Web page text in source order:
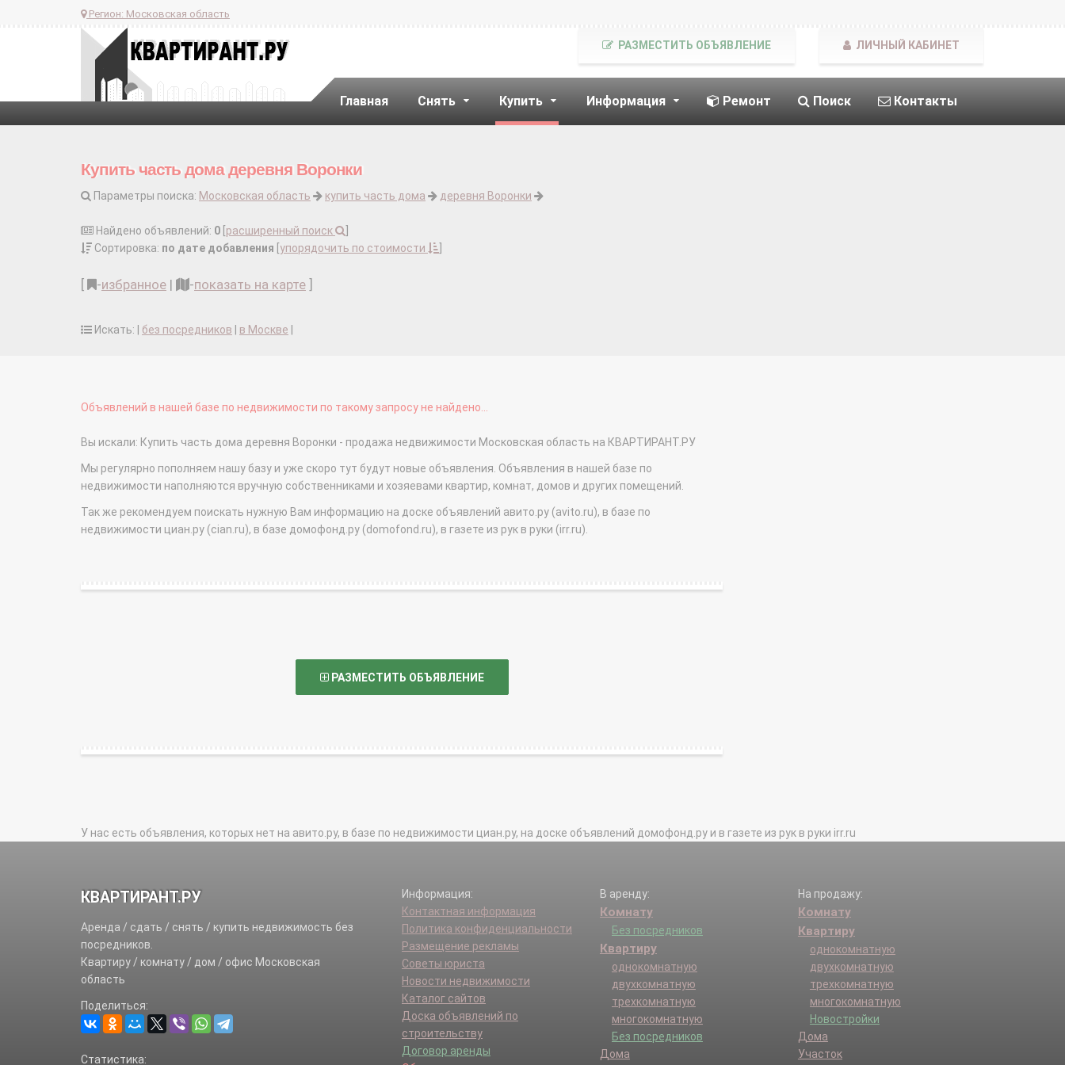
Регион: Московская область
Главная Снять Купить Информация Ремонт Поиск Контакты
РАЗМЕСТИТЬ ОБЪЯВЛЕНИЕ ЛИЧНЫЙ КАБИНЕТ
Купить часть дома деревня Воронки
Параметры поиска: Московская область купить часть дома деревня Воронки
Найдено объявлений: 0 расширенный поиск
Сортировка: по дате добавления упорядочить по стоимости
-избранное | -показать на карте
Искать: | без посредников в Москве
Объявлений в нашей базе по недвижимости по такому запросу не найдено...
Вы искали: Купить часть дома деревня Воронки - продажа недвижимости Московская область на КВАРТИРАНТ.РУ
Мы регулярно пополняем нашу базу и уже скоро тут будут новые объявления. Объявления в нашей базе по
недвижимости наполняются вручную собственниками и хозяевами квартир, комнат, домов и других помещений.
Так же рекомендуем поискать нужную Вам информацию на доске объявлений авито.ру (avito.ru), в базе по
недвижимости циан.ру (cian.ru), в базе домофонд.ру (domofond.ru), в газете из рук в руки (irr.ru).
РАЗМЕСТИТЬ ОБЪЯВЛЕНИЕ
У нас есть объявления, которых нет на авито.ру, в базе по недвижимости циан.ру, на доске объявлений домофонд.ру и в газете из рук в руки irr.ru
КВАРТИРАНТ.РУ
Аренда / сдать / снять / купить недвижимость без
посредников.
Квартиру / комнату / дом / офис Московская
область
Поделиться:
Статистика:
Информация:
Контактная информация
Политика конфиденциальности
Размещение рекламы
Советы юриста
Новости недвижимости
Каталог сайтов
Доска объявлений по
строительству
Договор аренды
В аренду:
Комнату
Без посредников
Квартиру
однокомнатную
двухкомнатную
трехкомнатную
многокомнатную
Без посредников
Дома
На продажу:
Комнату
Квартиру
однокомнатную
двухкомнатную
трехкомнатную
многокомнатную
Новостройки
Дома
Участок